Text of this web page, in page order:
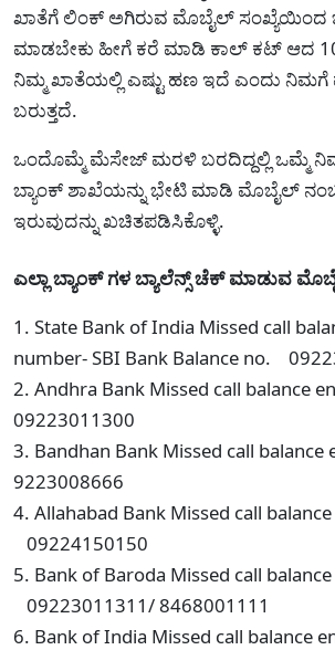
ಖಾತೆಗೆ ಲಿಂಕ್ ಅಗಿರುವ ಮೊಬೈಲ್
ಮಾಡಬೇಕು ಹೀಗೆ ಕರೆ ಮಾಡಿ ಕಾಲ್ ಕಟ್ ಆದ
ನಿಮ್ಮ ಖಾತೆಯಲ್ಲಿ ಎಷ್ಟು ಹಣ ಇದೆ ಎಂದು
ಬರುತ್ತದೆ.
ಒಂದೊಮ್ಮೆ ಮೆಸೇಜ್ ಮರಳಿ ಬರದಿದ್ದಲ್ಲಿ ಒಮ್ಮೆ
ಬ್ಯಾಂಕ್ ಶಾಖೆಯನ್ನು ಭೇಟಿ ಮಾಡಿ ಮೊಬೈಲ್
ಇರುವುದನ್ನು ಖಚಿತಪಡಿಸಿಕೊಳ್ಳಿ.
ಎಲ್ಲಾ ಬ್ಯಾಂಕ್ ಗಳ ಬ್ಯಾಲೆನ್ಸ್ ಚೆಕ್ ಮಾಡುವ
1. State Bank of India Missed call
number- SBI Bank Balance no.
2. Andhra Bank Missed call balance
09223011300
3. Bandhan Bank Missed call
9223008666
4. Allahabad Bank Missed call
09224150150
5. Bank of Baroda Missed call
09223011311/ 8468001111
6. Bank of India Missed call balance